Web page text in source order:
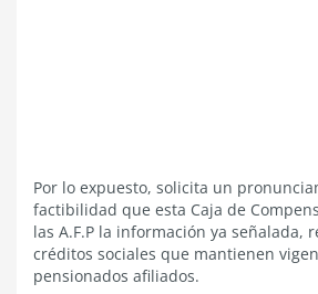
Por lo expuesto, solicita un
factibilidad que esta Caja de
las A.F.P la información ya señalada,
créditos sociales que mantienen
pensionados afiliados.